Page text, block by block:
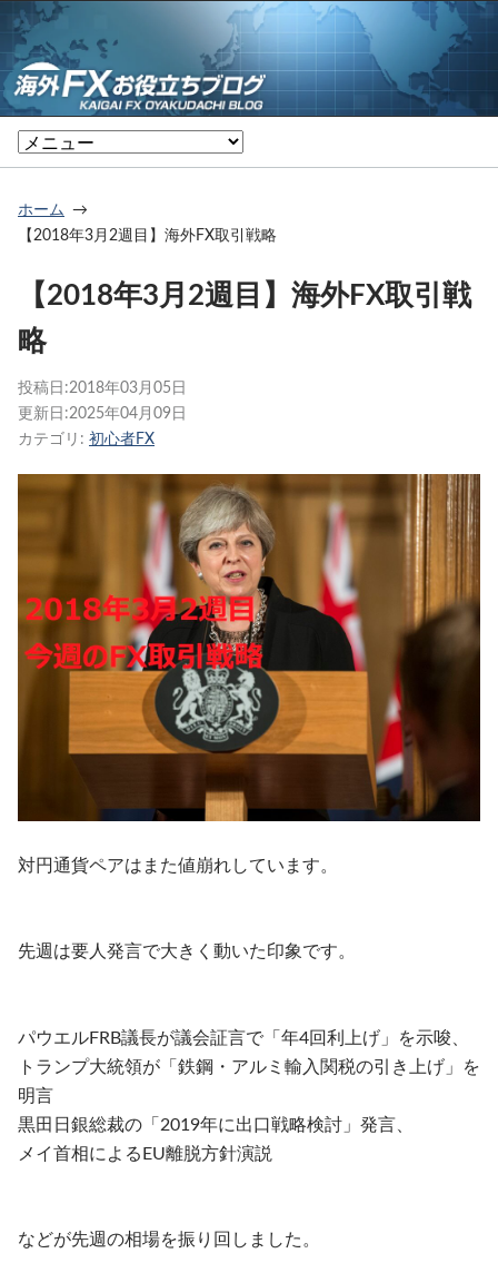
ホーム
【2018年3月2週目】海外FX取引戦略
【2018年3月2週目】海外FX取引戦
略
投稿日:2018年03月05日
更新日:2025年04月09日
カテゴリ: 初心者FX
対円通貨ペアはまた値崩れしています。
先週は要人発言で大きく動いた印象です。
パウエルFRB議長が議会証言で「年4回利上げ」を示唆、
トランプ大統領が「鉄鋼・アルミ輸入関税の引き上げ」を
明言
黒田日銀総裁の「2019年に出口戦略検討」発言、
メイ首相によるEU離脱方針演説
などが先週の相場を振り回しました。